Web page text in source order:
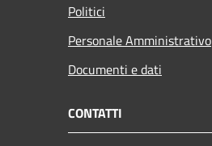
Politici
Personale Amministrativo
Documenti e dati
CONTATTI